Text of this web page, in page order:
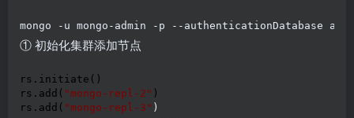
mongo -u mongo-admin -p --authenticationDatabase
① 初始化集群添加节点
rs.initiate()
rs.add( "mongo-repl-2 " )
rs.add( "mongo-repl-3 " )